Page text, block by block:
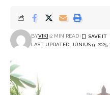
LAST UPDATED: JÚNIUS 9, 2025
BYVIKI 2 MIN READ